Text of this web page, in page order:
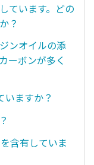
ています。どの
？
ンオイルの添
ーボンが多く
いますか？
含有していま